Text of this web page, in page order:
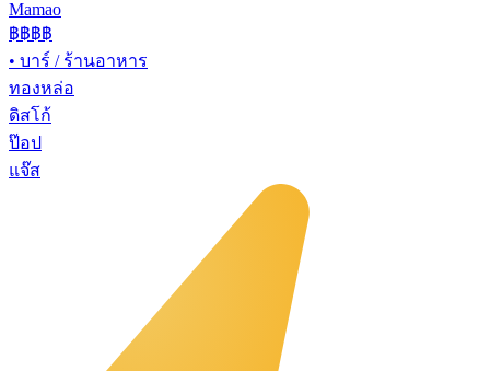
Mamao
฿฿฿฿
• บาร์ / ร้านอาหาร
ทองหล่อ
ดิสโก้
ป๊อป
แจ๊ส